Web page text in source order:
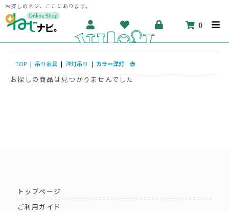
お探しのネジ、ここにあります。
0
TOP | 吊り金具 | 洋灯吊り | カラー洋灯 赤
お探しの商品は見つかりませんでした
トップページ
ご利用ガイド